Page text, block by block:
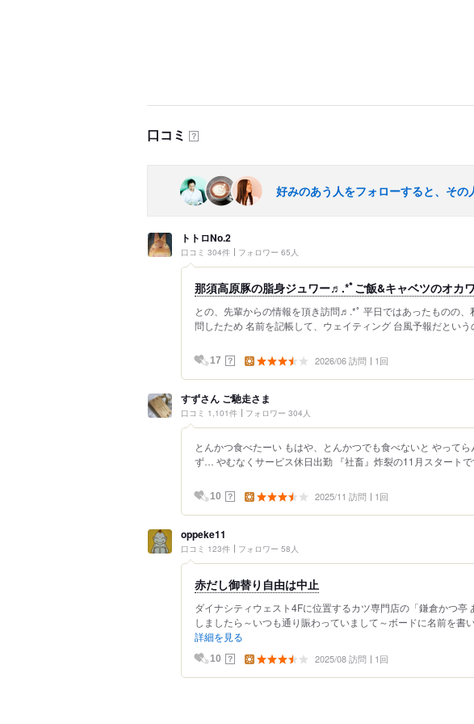
口コミ ？
好みのあう人をフォローすると、その
トトロNo.2
口コミ 304件 フォロワー 65人
那須高原豚の脂身ジュワー♬.*ﾟご飯&キャベツのオカワ
との、先輩からの情報を頂き訪問♬.*ﾟ 平日ではあったものの
問したため 名前を記帳して、ウェイティング 台風予報だという
17 ？ 2026/06 訪問 1回
すずさん ご馳走さま
口コミ 1,101件 フォロワー 304人
とんかつ食べたーい もはや、とんかつでも食べないと やって
ず… やむなくサービス休日出勤 『社畜』炸裂の11月スタートで
10 ？ 2025/11 訪問 1回
oppeke11
口コミ 123件 フォロワー 58人
赤だし御替り自由は中止
ダイナシティウェスト4Fに位置するカツ専門店の「鎌倉かつ亭
しましたら～いつも通り賑わっていまして～ボードに名前を書
詳細を見る
10 ？ 2025/08 訪問 1回